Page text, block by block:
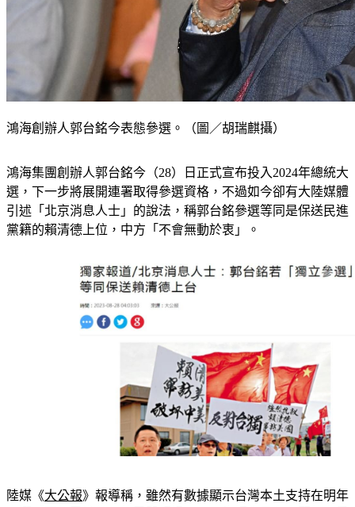
選，下一步將展開連署取得參選資格，不過如今卻有大陸媒體
引述「北京消息人士」的說法，稱郭台銘參選等同是保送民進
黨籍的賴清德上位，中方「不會無動於衷」。
大選「下架民進黨」的民意超過60％，也認為只有在野的力量